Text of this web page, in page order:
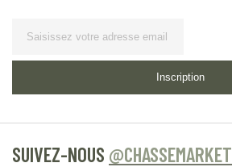
Inscription
SUIVEZ-NOUS @CHASSEMARKET